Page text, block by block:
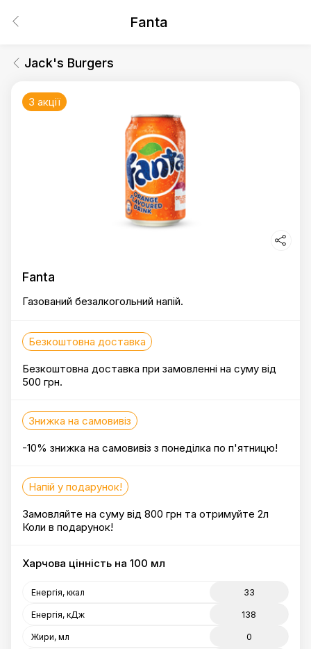
Fanta
Jack's Burgers
3 акції
Fanta
Газований безалкогольний напій.
Безкоштовна доставка
Безкоштовна доставка при замовленні на суму від
500 грн.
Знижка на самовивіз
-10% знижка на самовивіз з понеділка по п'ятницю!
Напій у подарунок!
Замовляйте на суму від 800 грн та отримуйте 2л
Коли в подарунок!
Харчова цінність на 100 мл
Енергія, ккал 33
Енергія, кДж 138
Жири, мл 0